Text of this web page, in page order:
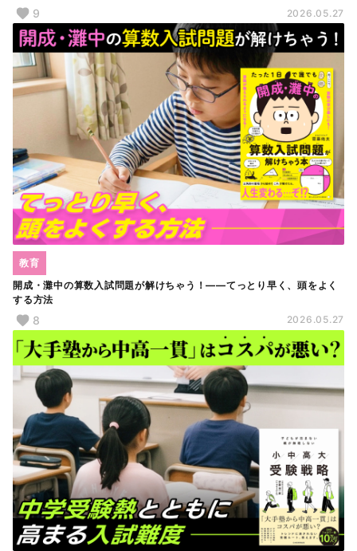
9 2026.05.27
開成・灘中の算数入試問題が解けちゃう！――てっとり早く、頭をよく
する方法
教育
8 2026.05.27